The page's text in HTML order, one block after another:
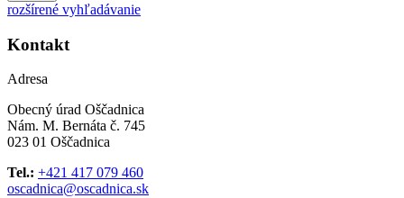
rozšírené vyhľadávanie
Kontakt
Adresa
Obecný úrad Oščadnica
Nám. M. Bernáta č. 745
023 01 Oščadnica
Tel.: +421 417 079 460
oscadnica@oscadnica.sk